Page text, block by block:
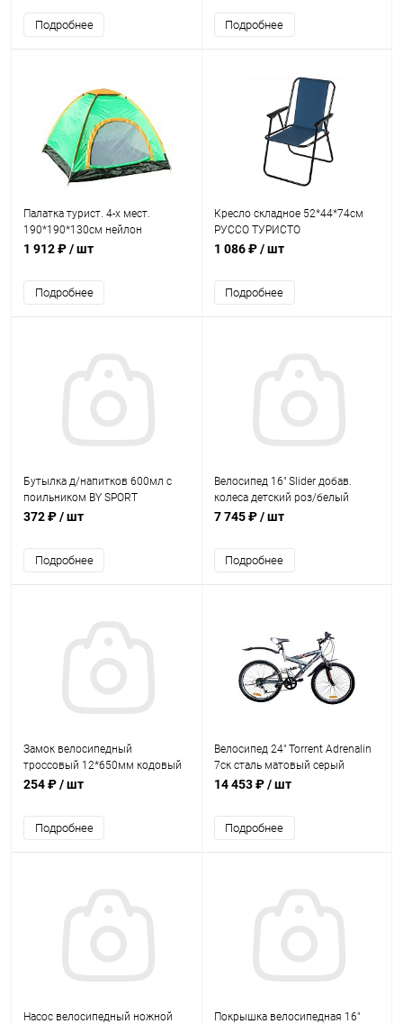
Подробнее Подробнее
Палатка турист. 4-х мест.
190*190*130см нейлон
1 912 ₽/ шт
Подробнее
Кресло складное 52*44*74см
РУССО ТУРИСТО
1 086 ₽/ шт
Подробнее
Бутылка д/напитков 600мл с
поильником BY SPORT
372 ₽/ шт
Подробнее
Велосипед 16" Slider добав.
колеса детский роз/белый
7 745 ₽/ шт
Подробнее
Замок велосипедный
троссовый 12*650мм кодовый
SILAPRO
254 ₽/ шт
Подробнее
Велосипед 24" Torrent Adrenalin
7ск сталь матовый серый
14 453 ₽/ шт
Подробнее
Насос велосипедный ножной
Покрышка велосипедная 16"